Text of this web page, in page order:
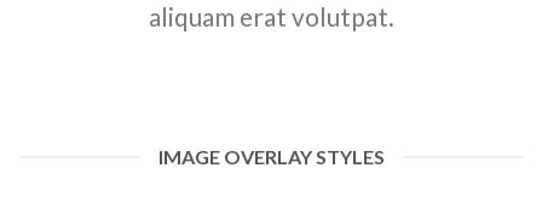
aliquam erat volutpat.
IMAGE OVERLAY STYLES